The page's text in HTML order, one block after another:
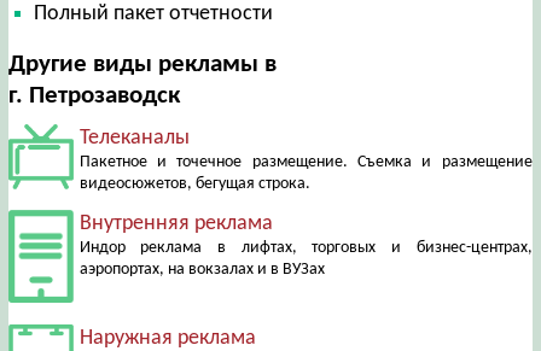
Полный пакет отчетности
Другие виды рекламы в
г. Петрозаводск
Телеканалы
Пакетное и точечное размещение. Съемка и размещение
видеосюжетов, бегущая строка.
Внутренняя реклама
Индор реклама в лифтах, торговых и бизнес-центрах,
аэропортах, на вокзалах и в ВУЗах
Наружная реклама